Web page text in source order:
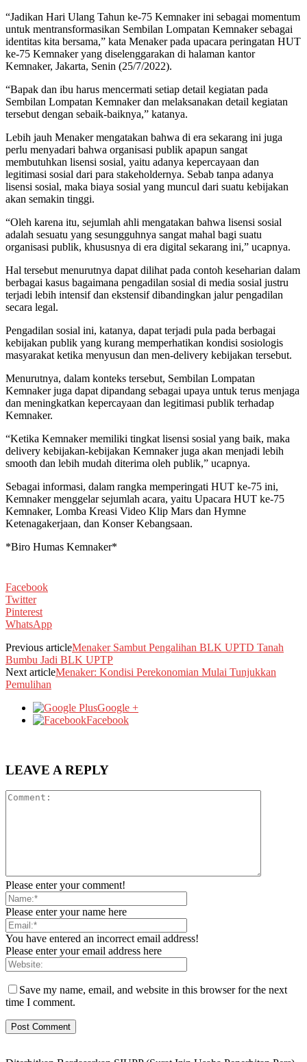
“Jadikan Hari Ulang Tahun ke-75 Kemnaker ini sebagai momentum
untuk mentransformasikan Sembilan Lompatan Kemnaker sebagai
identitas kita bersama,” kata Menaker pada upacara peringatan HUT
ke-75 Kemnaker yang diselenggarakan di halaman kantor
Kemnaker, Jakarta, Senin (25/7/2022).
“Bapak dan ibu harus mencermati setiap detail kegiatan pada
Sembilan Lompatan Kemnaker dan melaksanakan detail kegiatan
tersebut dengan sebaik-baiknya,” katanya.
Lebih jauh Menaker mengatakan bahwa di era sekarang ini juga
perlu menyadari bahwa organisasi publik apapun sangat
membutuhkan lisensi sosial, yaitu adanya kepercayaan dan
legitimasi sosial dari para stakeholdernya. Sebab tanpa adanya
lisensi sosial, maka biaya sosial yang muncul dari suatu kebijakan
akan semakin tinggi.
“Oleh karena itu, sejumlah ahli mengatakan bahwa lisensi sosial
adalah sesuatu yang sesungguhnya sangat mahal bagi suatu
organisasi publik, khususnya di era digital sekarang ini,” ucapnya.
Hal tersebut menurutnya dapat dilihat pada contoh keseharian dalam
berbagai kasus bagaimana pengadilan sosial di media sosial justru
terjadi lebih intensif dan ekstensif dibandingkan jalur pengadilan
secara legal.
Pengadilan sosial ini, katanya, dapat terjadi pula pada berbagai
kebijakan publik yang kurang memperhatikan kondisi sosiologis
masyarakat ketika menyusun dan men-delivery kebijakan tersebut.
Menurutnya, dalam konteks tersebut, Sembilan Lompatan
Kemnaker juga dapat dipandang sebagai upaya untuk terus menjaga
dan meningkatkan kepercayaan dan legitimasi publik terhadap
Kemnaker.
“Ketika Kemnaker memiliki tingkat lisensi sosial yang baik, maka
delivery kebijakan-kebijakan Kemnaker juga akan menjadi lebih
smooth dan lebih mudah diterima oleh publik,” ucapnya.
Sebagai informasi, dalam rangka memperingati HUT ke-75 ini,
Kemnaker menggelar sejumlah acara, yaitu Upacara HUT ke-75
Kemnaker, Lomba Kreasi Video Klip Mars dan Hymne
Ketenagakerjaan, dan Konser Kebangsaan.
*Biro Humas Kemnaker*
Facebook
Twitter
Pinterest
WhatsApp
Previous articleMenaker Sambut Pengalihan BLK UPTD Tanah
Bumbu Jadi BLK UPTP
Next articleMenaker: Kondisi Perekonomian Mulai Tunjukkan
Pemulihan
Google +
Facebook
LEAVE A REPLY
Please enter your comment!
Please enter your name here
You have entered an incorrect email address!
Please enter your email address here
Save my name, email, and website in this browser for the next
time I comment.